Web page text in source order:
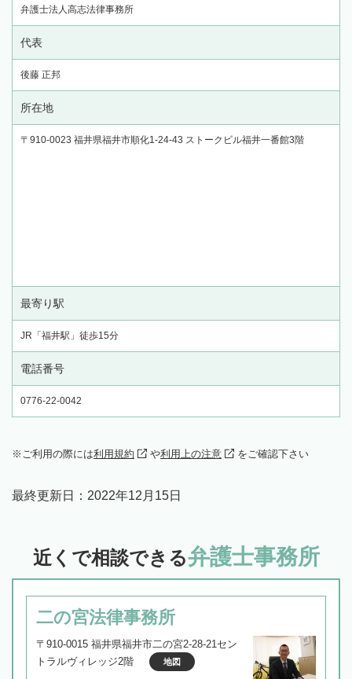
弁護士法人高志法律事務所
代表
後藤 正邦
所在地
〒910-0023 福井県福井市順化1-24-43 ストークビル福井一番館3階
最寄り駅
JR「福井駅」徒歩15分
電話番号
0776-22-0042
ご利用の際には利用規約 や利用上の注意 をご確認下さい
最終更新日： 2022年12月15日
近くで相談できる弁護士事務所
二の宮法律事務所
〒910-0015 福井県福井市二の宮2-28-21セン
トラルヴィレッジ2階
地図